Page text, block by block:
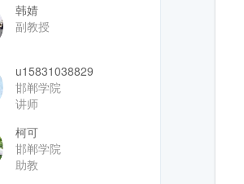
韩婧
副教授
u15831038829
邯郸学院
讲师
柯可
邯郸学院
助教